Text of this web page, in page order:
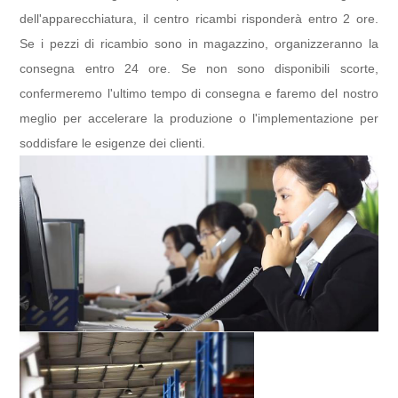
dell'apparecchiatura, il centro ricambi risponderà entro 2 ore.
Se i pezzi di ricambio sono in magazzino, organizzeranno la
consegna entro 24 ore. Se non sono disponibili scorte,
confermeremo l'ultimo tempo di consegna e faremo del nostro
meglio per accelerare la produzione o l'implementazione per
soddisfare le esigenze dei clienti.